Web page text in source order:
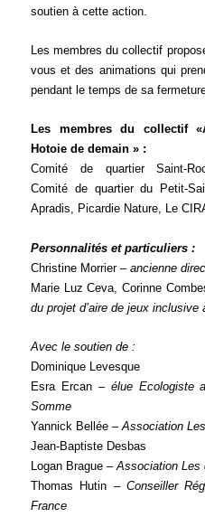
soutien à cette action.
Les membres du collectif
vous et des animations qui
pendant le temps de sa
Les membres du collectif
Hotoie de demain » :
Comité de quartier Saint-
Comité de quartier du Petit-
Apradis, Picardie Nature, Le
Personnalités et particuliers :
Christine Morrier –ancienne
Marie Luz Ceva, Corinne
du projet d’aire de jeux inclusive
Avec le soutien de :
Dominique Levesque
Esra Ercan –élue Ecologiste
Somme
Yannick Bellée –Association
Jean-Baptiste Desbas
Logan Brague –Association Les
Thomas Hutin – Conseiller
France